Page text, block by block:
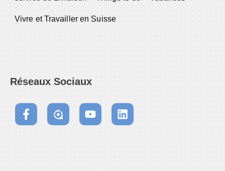
Vivre et Travailler en Suisse
Réseaux Sociaux